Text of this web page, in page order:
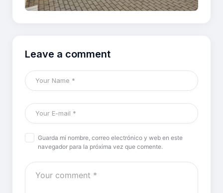
Leave a comment
Guarda mi nombre, correo electrónico y web en este
navegador para la próxima vez que comente.